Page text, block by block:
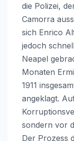
die Polizei,
Camorra
sich Enrico
jedoch
Neapel
Monaten
1911
angeklagt.
sondern vor
Der Prozess